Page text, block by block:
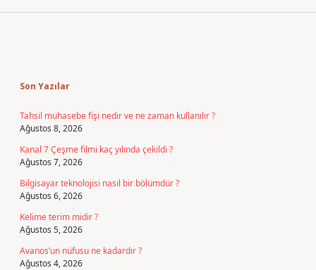
Son Yazılar
Tahsil muhasebe fişi nedir ve ne zaman kullanılır ?
Ağustos 8, 2026
Kanal 7 Çeşme filmi kaç yılında çekildi ?
Ağustos 7, 2026
Bilgisayar teknolojisi nasıl bir bölümdür ?
Ağustos 6, 2026
Kelime terim midir ?
Ağustos 5, 2026
Avanos’un nüfusu ne kadardır ?
Ağustos 4, 2026